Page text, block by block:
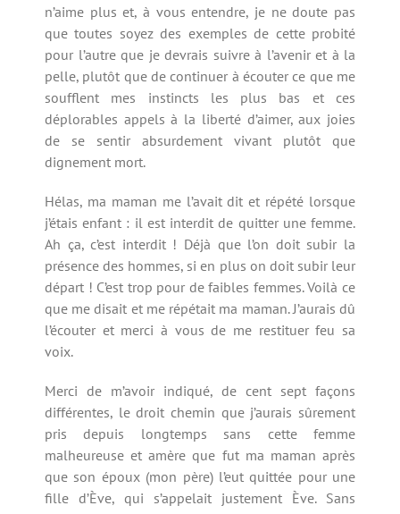
n’aime plus et, à vous entendre, je ne doute pas
que toutes soyez des exemples de cette probité
pour l’autre que je devrais suivre à l’avenir et à la
pelle, plutôt que de continuer à écouter ce que me
soufflent mes instincts les plus bas et ces
déplorables appels à la liberté d’aimer, aux joies
de se sentir absurdement vivant plutôt que
dignement mort.
Hélas, ma maman me l’avait dit et répété lorsque
j’étais enfant : il est interdit de quitter une femme.
Ah ça, c’est interdit ! Déjà que l’on doit subir la
présence des hommes, si en plus on doit subir leur
départ ! C’est trop pour de faibles femmes. Voilà ce
que me disait et me répétait ma maman. J’aurais dû
l’écouter et merci à vous de me restituer feu sa
voix.
Merci de m’avoir indiqué, de cent sept façons
différentes, le droit chemin que j’aurais sûrement
pris depuis longtemps sans cette femme
malheureuse et amère que fut ma maman après
que son époux (mon père) l’eut quittée pour une
fille d’Ève, qui s’appelait justement Ève. Sans